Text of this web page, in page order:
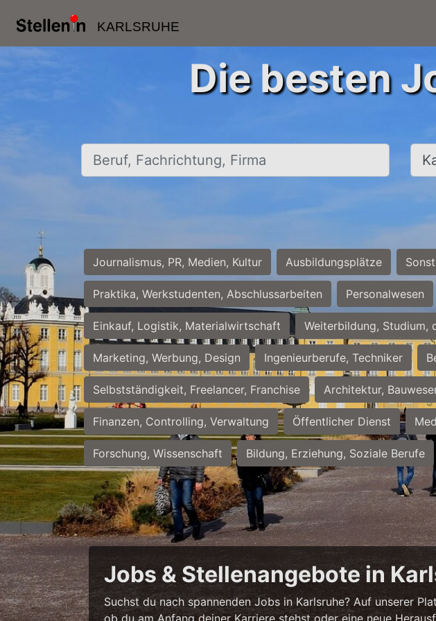
KARLSRUHE
Die besten
Beruf, Fachrichtung, Firma Ort,
Journalismus, PR, Medien, Kultur Ausbildungsplätze
Praktika, Werkstudenten, Abschlussarbeiten Personalwesen
Einkauf, Logistik, Materialwirtschaft Weiterbildung, Studium,
Marketing, Werbung, Design Ingenieurberufe, Techniker
Selbstständigkeit, Freelancer, Franchise Architektur,
Finanzen, Controlling, Verwaltung Öffentlicher Dienst
Forschung, Wissenschaft Bildung, Erziehung, Soziale Berufe
Jobs & Stellenangebote in
Suchst du nach spannenden Jobs in Karlsruhe? Auf unserer